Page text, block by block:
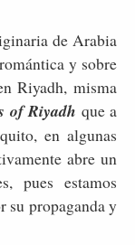
de Arabia
y sobre
Riyadh, misma
of Riyadh que a
en algunas
abre un
pues estamos
su propaganda y